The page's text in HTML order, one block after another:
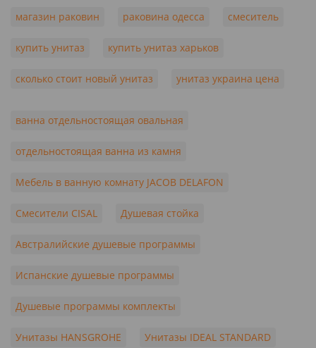
магазин раковин раковина одесса смеситель
купить унитаз купить унитаз харьков
сколько стоит новый унитаз унитаз украина цена
ванна отдельностоящая овальная
отдельностоящая ванна из камня
Мебель в ванную комнату JACOB DELAFON
Смесители CISAL Душевая стойка
Австралийские душевые программы
Испанские душевые программы
Душевые программы комплекты
Унитазы HANSGROHE Унитазы IDEAL STANDARD